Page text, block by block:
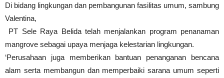
Di bidang lingkungan dan pembangunan fasilitas umum, sambung
Valentina,
PT Sele Raya Belida telah menjalankan program penanaman
mangrove sebagai upaya menjaga kelestarian lingkungan.
‘Perusahaan juga memberikan bantuan penanganan bencana
alam serta membangun dan memperbaiki sarana umum seperti